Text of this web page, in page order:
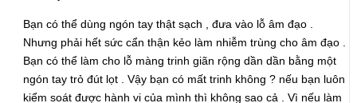
Bạn có thể dùng ngón tay thật sạch , đưa vào lỗ âm đạo .
Nhưng phải hết sức cẩn thận kẻo làm nhiễm trùng cho âm đạo .
Bạn có thể làm cho lỗ màng trinh giãn rộng dần dần bằng một
ngón tay trỏ đút lọt . Vậy bạn có mất trinh không ? nếu bạn luôn
kiểm soát được hành vi của mình thì không sao cả . Vì nếu làm